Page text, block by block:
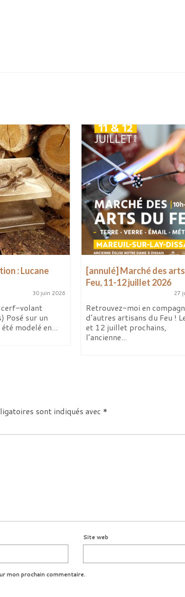
: Lucane
30 juin 2026
cerf-volant
Posé sur un
modelé en...
[annulé] Marché des
Feu, 11-12 juillet 2026
27
Retrouvez-moi en
d’autres artisans du Feu !
et 12 juillet prochains,
l’ancienne...
sont indiqués avec *
Site web
mon prochain commentaire.